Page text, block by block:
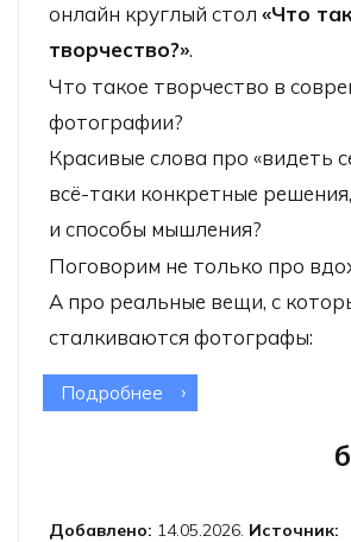
онлайн круглый стол «Что
творчество?».
Что такое творчество в
фотографии?
Красивые слова про «видеть
всё-таки конкретные
и способы мышления?
Поговорим не только про
А про реальные вещи, с
сталкиваются фотографы:
Подробнее о Онлайн круглый
Добавлено: 14.05.2026. Источник: